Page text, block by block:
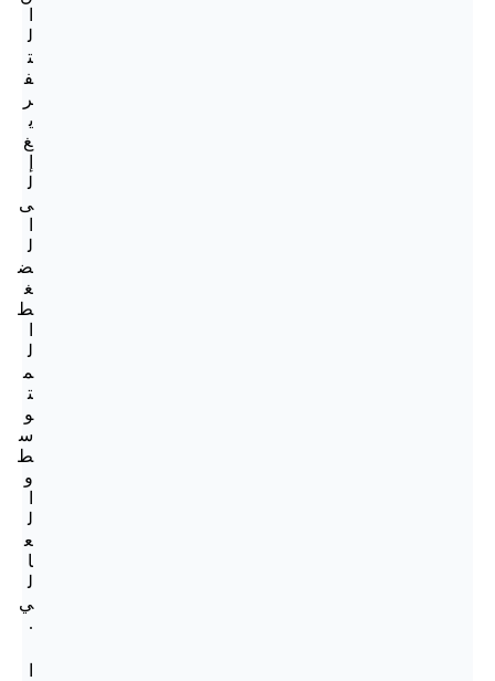
ل
ت
ف
ر
ي
غ
ل
ى
ل
ض
غ
ط
ل
م
ت
و
س
ط
و
ل
ع
ا
ل
ي
.